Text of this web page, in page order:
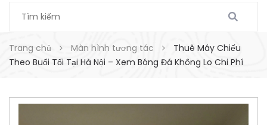
Trang chủ Màn hình tương tác
Thuê Máy Chiếu
Theo Buổi Tối Tại Hà Nội – Xem Bóng Đá Không Lo Chi Phí